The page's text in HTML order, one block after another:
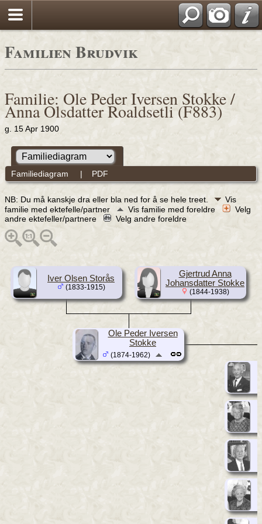
Familien Brudvik
Familie: Ole Peder Iversen Stokke /
Anna Olsdatter Roaldsetli (F883)
g. 15 Apr 1900
Familiediagram | PDF
NB: Du må kanskje dra eller bla ned for å se hele treet.
Vis
familie med ektefelle/partner
Vis familie med foreldre
Velg
andre ektefeller/partnere
Velg andre foreldre
Iver Olsen Storås
(1833-1915)
Gjertrud Anna
Johansdatter Stokke
(1844-1938)
Ole Peder Iversen
Stokke
(1874-1962)